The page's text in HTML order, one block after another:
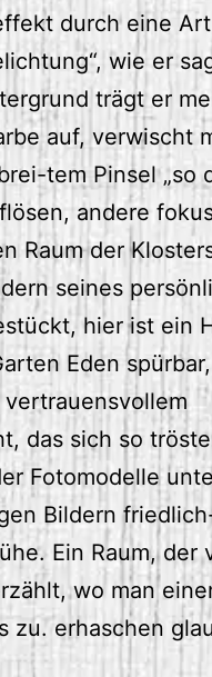
durch eine Art
wie er
trägt er
auf, verwischt
tem Pinsel „so
andere
Raum der
seines
hier ist ein
Eden
das sich so
Fotomodelle
Bildern
Ein Raum, der
wo man
zu. erhaschen